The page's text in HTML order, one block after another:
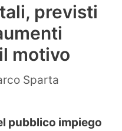
previsti
motivo
Sparta
pubblico impiego